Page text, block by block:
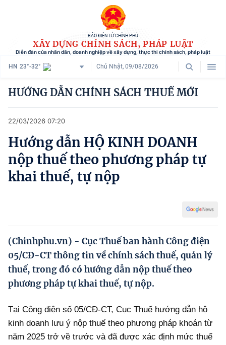
BÁO ĐIỆN TỬ CHÍNH PHỦ
XÂY DỰNG CHÍNH SÁCH, PHÁP LUẬT
Diễn đàn của nhân dân, doanh nghiệp về xây dựng, thực thi chính sách, pháp luật
HN 23°-32° Chủ Nhật, 09/08/2026
Danh mục
Tham vấn chính sách
Người dân góp ý
Phát triển kinh tế tư nhân và doanh nghiệp dân tộc
Ocop và chuỗi giá trị Nông sản
Doanh nghiệp dân tộc
Khác
HƯỚNG DẪN CHÍNH SÁCH THUẾ MỚI
22/03/2026 07:20
Hướng dẫn HỘ KINH DOANH
nộp thuế theo phương pháp tự
khai thuế, tự nộp
(Chinhphu.vn) - Cục Thuế ban hành Công điện
05/CĐ-CT thông tin về chính sách thuế, quản lý
thuế, trong đó có hướng dẫn nộp thuế theo
phương pháp tự khai thuế, tự nộp.
Tại Công điện số 05/CĐ-CT, Cục Thuế hướng dẫn hộ
kinh doanh lưu ý nộp thuế theo phương pháp khoán từ
năm 2025 trở về trước và đã được xác định mức thuế